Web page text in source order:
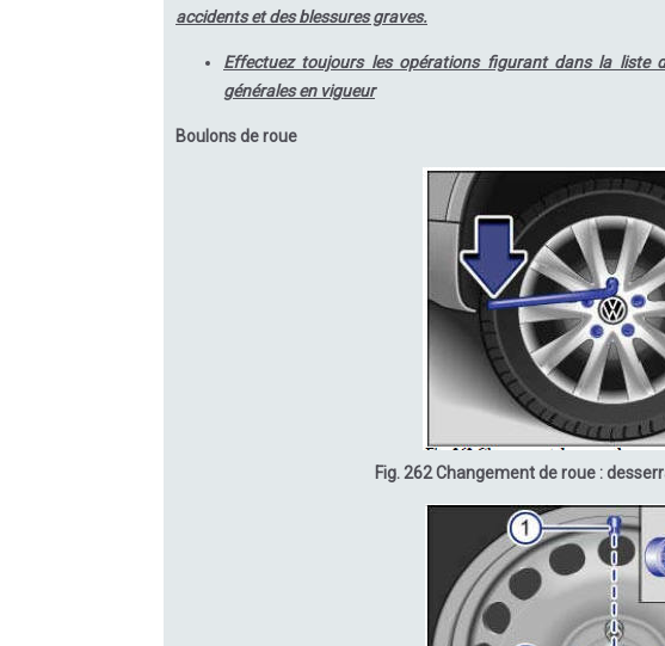
accidents et des blessures graves.
Effectuez toujours les opérations figurant dans la liste
générales en vigueur
Boulons de roue
Fig. 262 Changement de roue :